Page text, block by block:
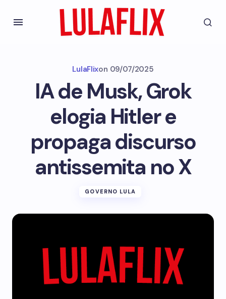
LulaFlixon 09/07/2025
IA de Musk, Grok
elogia Hitler e
propaga discurso
antissemita no X
GOVERNO LULA